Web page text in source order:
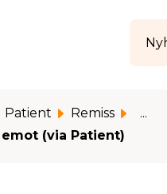
Patient Remiss
...
(via Patient)